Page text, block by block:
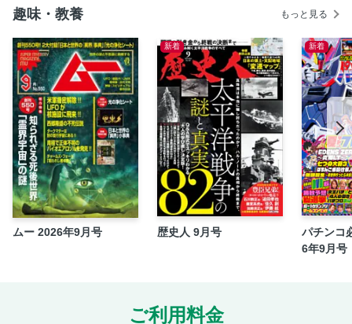
1年生
2年生
3年生
4年生
5年生
6年生
初等科ご卒業
愛子さまとペットたち
中等科ご入学
1年生
2年生
特別寄稿①ご誕生から高等科ご卒業まで／友納尚子
趣味・教養 もっと見る
ムー 2026年9月号
新着
歴史人 9月号
新着
パチンコ
6年9月号
ご利用料金